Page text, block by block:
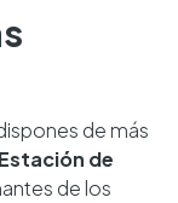
de más
Estación de
de los